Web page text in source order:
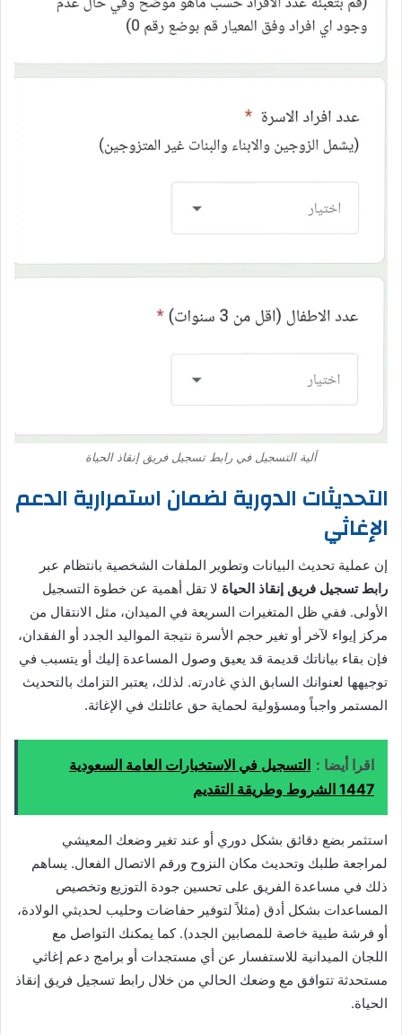
ألية التسجيل في رابط تسجيل فريق إنقاذ الحياة
التحديثات الدورية لضمان استمرارية الدعم
الإغاثي
إن عملية تحديث البيانات وتطوير الملفات الشخصية بانتظام عبر
رابط تسجيل فريق إنقاذ الحياة لا تقل أهمية عن خطوة التسجيل
الأولى. ففي ظل المتغيرات السريعة في الميدان، مثل الانتقال من
مركز إيواء لآخر أو تغير حجم الأسرة نتيجة المواليد الجدد أو الفقدان،
فإن بقاء بياناتك قديمة قد يعيق وصول المساعدة إليك أو يتسبب في
توجيهها لعنوانك السابق الذي غادرته. لذلك، يعتبر التزامك بالتحديث
المستمر واجباً ومسؤولية لحماية حق عائلتك في الإغاثة.
اقرا أيضا : التسجيل في الاستخبارات العامة السعودية
1447 الشروط وطريقة التقديم
استثمر بضع دقائق بشكل دوري أو عند تغير وضعك المعيشي
لمراجعة طلبك وتحديث مكان النزوح ورقم الاتصال الفعال. يساهم
ذلك في مساعدة الفريق على تحسين جودة التوزيع وتخصيص
المساعدات بشكل أدق (مثلاً لتوفير حفاضات وحليب لحديثي الولادة،
أو فرشة طبية خاصة للمصابين الجدد). كما يمكنك التواصل مع
اللجان الميدانية للاستفسار عن أي مستجدات أو برامج دعم إغاثي
مستحدثة تتوافق مع وضعك الحالي من خلال رابط تسجيل فريق إنقاذ
الحياة.